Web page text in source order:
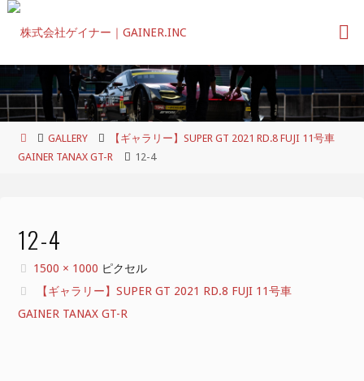
コ
ツ
へ
ホ
ー
GALLERY
【ギャラリー】SUPER GT 2021 RD.8 FUJI 11号車
GAINER TANAX GT-R
12-4
12-4
フ
ル
サ
1500 × 1000 ピクセル
【ギャラリー】SUPER GT 2021 RD.8 FUJI 11号車
GAINER TANAX GT-R